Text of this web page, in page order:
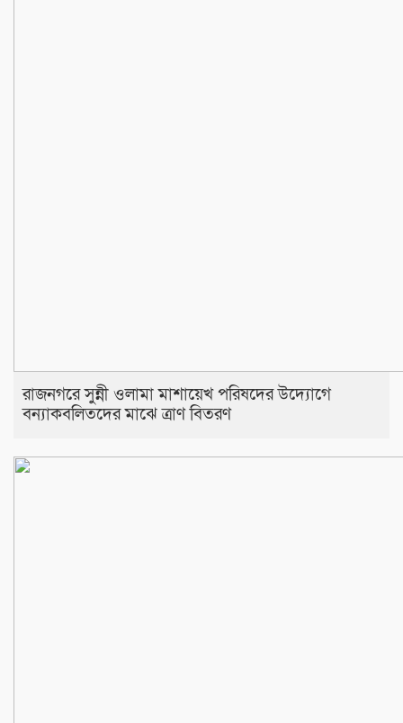
রাজনগরে সুন্নী ওলামা মাশায়েখ পরিষদের উদ্যোগে
বন্যাকবলিতদের মাঝে ত্রাণ বিতরণ